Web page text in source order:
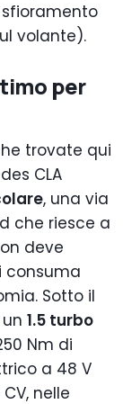
volante).
per
trovate qui
CLA
, una via
che riesce a
deve
consuma
Sotto il
1.5 turbo
Nm di
a 48 V
nelle